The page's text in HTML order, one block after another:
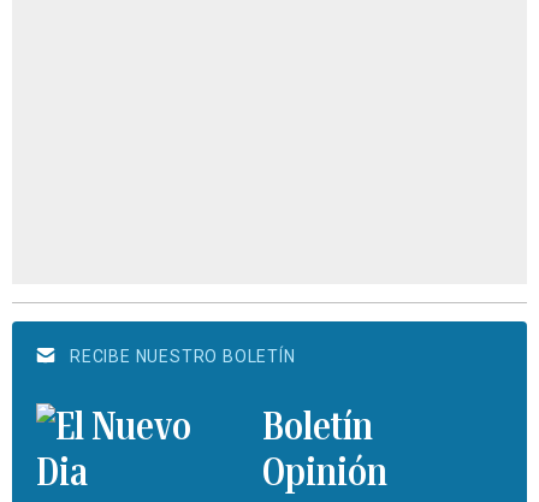
RECIBE NUESTRO BOLETÍN
Boletín
Opinión